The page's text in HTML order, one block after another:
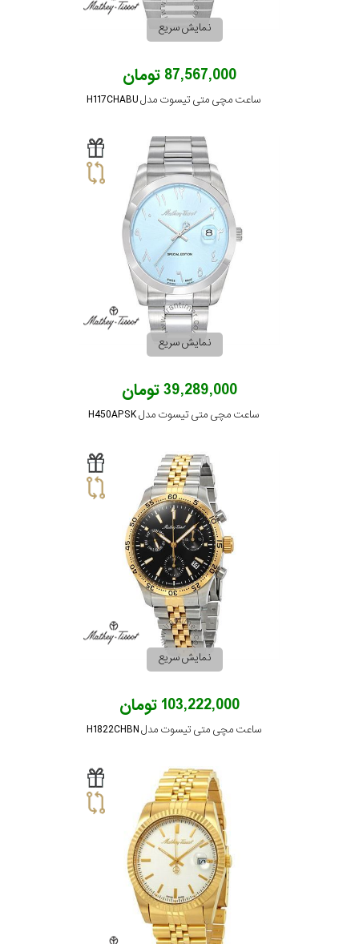
نمایش سریع
87,567,000 تومان
ساعت مچی متی تیسوت مدل H117CHABU
نمایش سریع
39,289,000 تومان
ساعت مچی متی تیسوت مدل H450APSK
نمایش سریع
103,222,000 تومان
ساعت مچی متی تیسوت مدل H1822CHBN